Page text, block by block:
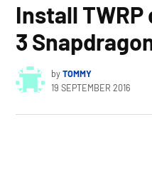
Install
3
byTOMMY
19 SEPTEMBER 2016